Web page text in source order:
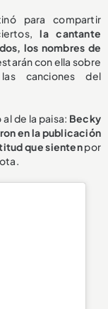
para compartir
la cantante
los nombres de
con ella sobre
canciones del
de la paisa: Becky
en la publicación
que sientenpor